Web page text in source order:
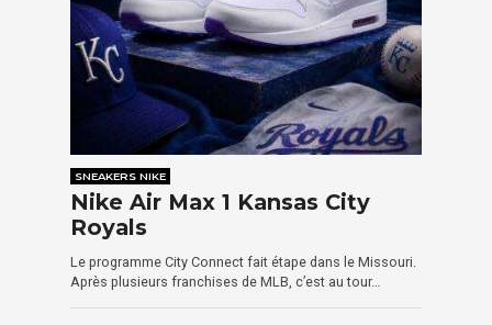
SNEAKERS NIKE
Nike Air Max 1 Kansas City
Royals
Le programme City Connect fait étape dans le Missouri.
Après plusieurs franchises de MLB, c’est au tour…